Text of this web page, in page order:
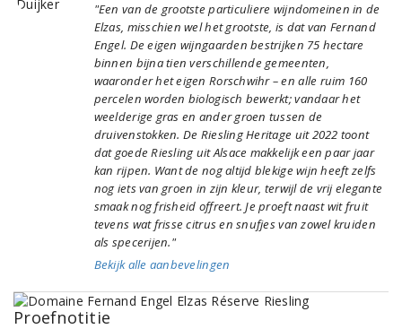
"Een van de grootste particuliere wijndomeinen in de
Elzas, misschien wel het grootste, is dat van Fernand
Engel. De eigen wijngaarden bestrijken 75 hectare
binnen bijna tien verschillende gemeenten,
waaronder het eigen Rorschwihr – en alle ruim 160
percelen worden biologisch bewerkt; vandaar het
weelderige gras en ander groen tussen de
druivenstokken. De Riesling Heritage uit 2022 toont
dat goede Riesling uit Alsace makkelijk een paar jaar
kan rijpen. Want de nog altijd blekige wijn heeft zelfs
nog iets van groen in zijn kleur, terwijl de vrij elegante
smaak nog frisheid offreert. Je proeft naast wit fruit
tevens wat frisse citrus en snufjes van zowel kruiden
als specerijen."
Bekijk alle aanbevelingen
Proefnotitie